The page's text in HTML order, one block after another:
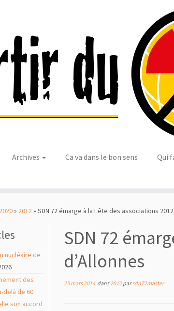
Archives Ca va dans le bon sens Qui
» 2012» SDN 72 émarge à la Fête des associations 2012
nucléaire de
des
delà de 60
son accord
SDN 72
d’Allonnes
25 mars 2014dans2012parsdn72master